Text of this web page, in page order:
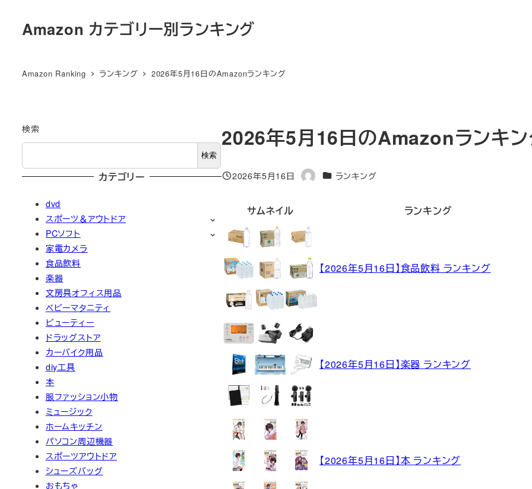
Amazon カテゴリー別ランキング
Amazon Ranking ランキング 2026年5月16日のAmazonランキング
2026年5月16日のAmazonランキ
投稿日
2026年5月16日
著
カテゴリー
ランキング
サムネイル ランキング
【2026年5月16日】食品飲料 ランキング
【2026年5月16日】楽器 ランキング
【2026年5月16日】本 ランキング
検索
検索
カテゴリー
dvd
スポーツ＆アウトドア
PCソフト
家電カメラ
食品飲料
楽器
文房具オフィス用品
ベビーマタニティ
ビューティー
ドラッグストア
カーバイク用品
diy工具
本
服ファッション小物
ミュージック
ホームキッチン
パソコン周辺機器
スポーツアウトドア
シューズバッグ
おもちゃ